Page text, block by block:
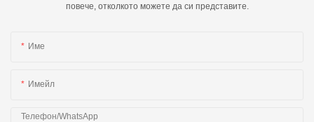
повече, отколкото можете да си представите.
Име
Имейл
Телефон/WhatsApp